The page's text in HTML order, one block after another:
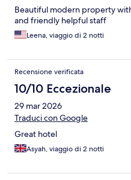
Beautiful modern property
and friendly helpful staff
Leena, viaggio di 2 notti
Recensione verificata
10/10 Eccezionale
29 mar 2026
Traduci con Google
Great hotel
Asyah, viaggio di 2 notti